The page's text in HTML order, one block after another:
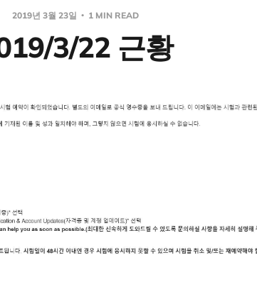
2019년 3월 23일 1 MIN READ
3/22 근황